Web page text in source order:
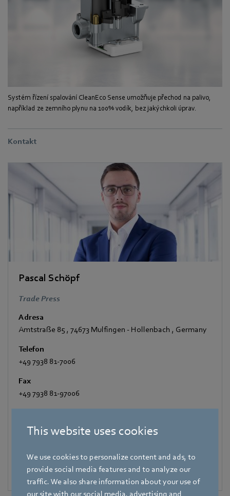
This website uses cookies
We use cookies to personalize content and ads, to
provide social media features and to analyze our
traffic. We also share information about your use of
our site with our social media, advertising and
Systém řízení spalování CleanEco Sense umožňuje přechod na palivo,
například ze zemního plynu na 100% vodík, bez jakýchkoli úprav.
Kontakt
Pascal Schöpf
Trade Press
Adresa
Amtstraße 85 , 74673 Mulfingen - Hollenbach , Germany
Telefon
+49 7938 81-7006
Fax
+49 7938 81-97006
Pascal.Schoepf@de.ebmpapst.com